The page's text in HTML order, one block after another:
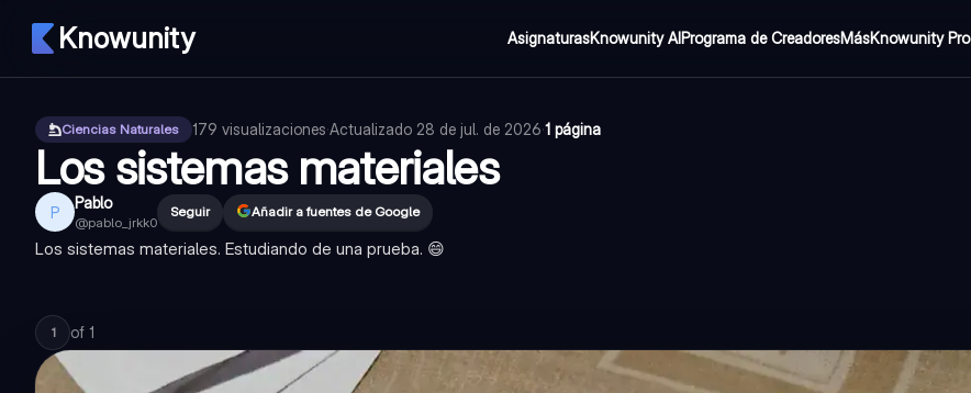
Knowunity AsignaturasKnowunity AIPrograma de CreadoresMásKnowunity Pro
Ciencias Naturales 179 visualizaciones·Actualizado 28 de jul. de 2026·1 página
Los sistemas materiales
P Pablo
@pablo_jrkk0
Seguir Añadir a fuentes de Google
Los sistemas materiales. Estudiando de una prueba. 😄
1 of 1